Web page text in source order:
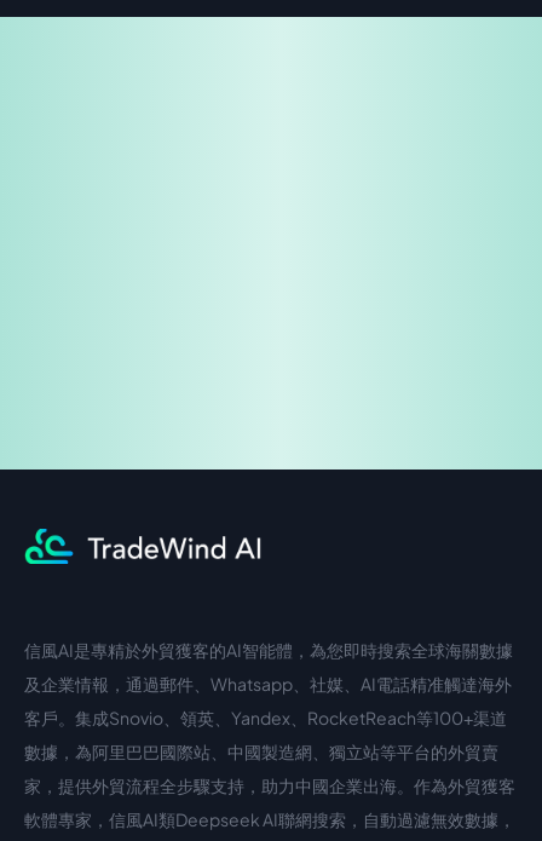
中文入口
信風AI是專精於外貿獲客的AI智能體，為您即時搜索全球海關數據
及企業情報，通過郵件、Whatsapp、社媒、AI電話精准觸達海外
客戶。集成Snovio、領英、Yandex、RocketReach等100+渠道
數據，為阿里巴巴國際站、中國製造網、獨立站等平台的外貿賣
家，提供外貿流程全步驟支持，助力中國企業出海。作為外貿獲客
軟體專家，信風AI類Deepseek AI聯網搜索，自動過濾無效數據，